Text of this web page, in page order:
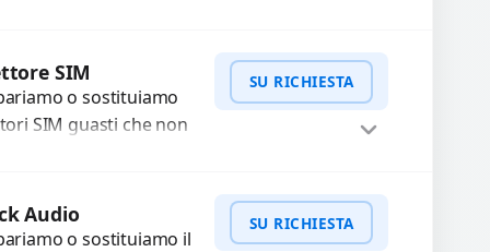
SIM
o sostituiamo
SIM guasti che non
ricambi testati
SU RICHIESTA
WhatsApp
Audio
o sostituiamo il
SU RICHIESTA